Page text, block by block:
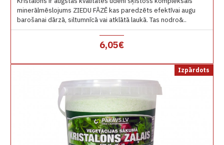
minerālmēslojums ZIEDU FĀZĒ kas paredzēts efektīvai augu
barošanai dārzā, siltumnīcā vai atklātā laukā. Tas nodro&..
6,05€
Izpārdots